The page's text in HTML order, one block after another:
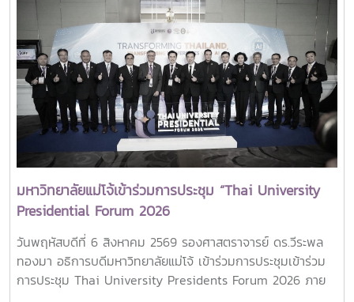
มหาวิทยาลัยแม่โจ้เข้าร่วมการประชุม “Thai University
Presidential Forum 2026
วันพฤหัสบดีที่ 6 สิงหาคม 2569 รองศาสตราจารย์ ดร.วีระพล
ทองมา อธิการบดีมหาวิทยาลัยแม่โจ้ เข้าร่วมการประชุมเข้าร่วม
การประชุม Thai University Presidents Forum 2026 ภาย